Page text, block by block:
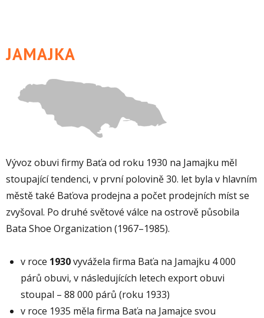
JAMAJKA
Vývoz obuvi firmy Baťa od roku 1930 na Jamajku měl
stoupající tendenci, v první polovině 30. let byla v hlavním
městě také Baťova prodejna a počet prodejních míst se
zvyšoval. Po druhé světové válce na ostrově působila
Bata Shoe Organization (1967–1985).
v roce 1930vyvážela firma Baťa na Jamajku 4 000
párů obuvi, v následujících letech export obuvi
stoupal – 88 000 párů (roku 1933)
v roce 1935 měla firma Baťa na Jamajce svou